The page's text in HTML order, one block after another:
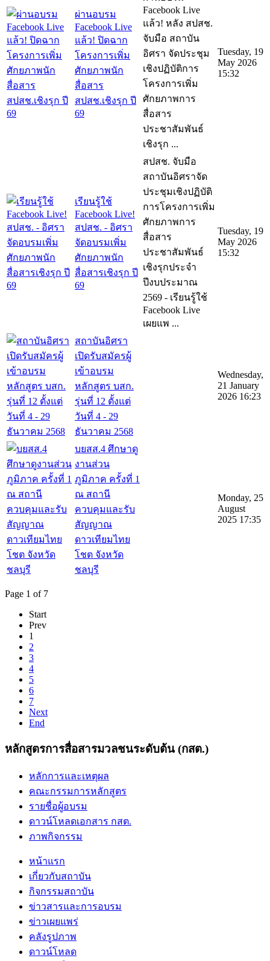
ผ่านอบรม
Facebook Live
แล้ว! ปิดฉาก
โครงการเพิ่ม
ศักยภาพนัก
สื่อสาร
สปสช.เชิงรุก ปี
69
Facebook Live
แล้ว! หลัง สปสช.
จับมือ สถาบัน
อิศรา จัดประชุม
เชิงปฏิบัติการ
โครงการเพิ่ม
ศักยภาพการ
สื่อสาร
ประชาสัมพันธ์
เชิงรุก ...
Tuesday, 19
May 2026
15:32
เรียนรู้ใช้
Facebook Live!
สปสช. - อิศรา
จัดอบรมเพิ่ม
ศักยภาพนัก
สื่อสารเชิงรุก ปี
69
สปสช. จับมือ
สถาบันอิศราจัด
ประชุมเชิงปฏิบัติ
การโครงการเพิ่ม
ศักยภาพการ
สื่อสาร
ประชาสัมพันธ์
เชิงรุกประจำ
ปีงบประมาณ
2569 - เรียนรู้ใช้
Facebook Live
เผยแพ ...
Tuesday, 19
May 2026
15:32
สถาบันอิศรา
เปิดรับสมัครผู้
เข้าอบรม
หลักสูตร บสก.
รุ่นที่ 12 ตั้งแต่
วันที่ 4 - 29
ธันวาคม 2568
Wednesday,
21 January
2026 16:23
บยสส.4 ศึกษาดู
งานส่วน
ภูมิภาค ครั้งที่ 1
ณ สถานี
ควบคุมและรับ
สัญญาณ
ดาวเทียมไทย
โชต จังหวัด
ชลบุรี
Monday, 25
August
2025 17:35
Page 1 of 7
Start
Prev
1
2
3
4
5
6
7
Next
End
หลักสูตรการสื่อสารมวลชนระดับต้น (กสต.)
หลักการและเหตุผล
คณะกรรมการหลักสูตร
รายชื่อผู้อบรม
ดาวน์โหลดเอกสาร กสต.
ภาพกิจกรรม
หน้าแรก
เกี่ยวกับสถาบัน
กิจกรรมสถาบัน
ข่าวสารและการอบรม
ข่าวเผยแพร่
คลังรูปภาพ
ดาวน์โหลด